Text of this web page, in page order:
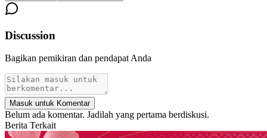
Discussion
Bagikan pemikiran dan pendapat Anda
Masuk untuk Komentar
Belum ada komentar. Jadilah yang pertama berdiskusi.
Berita Terkait